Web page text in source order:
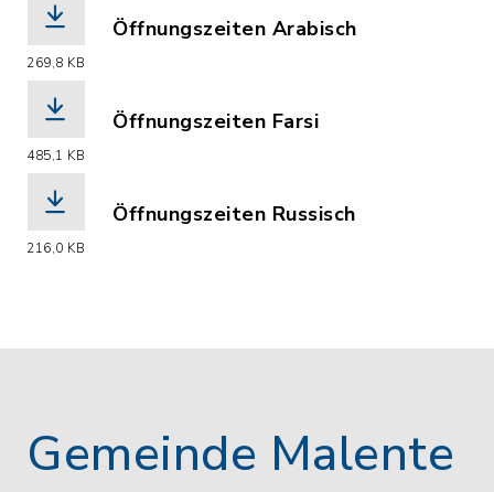
269,8 KB
Öffnungszeiten Arabisch
485,1 KB
Öffnungszeiten Farsi
216,0 KB
Öffnungszeiten Russisch
Gemeinde Malente